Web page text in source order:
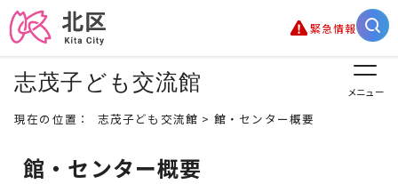
緊急情報
志茂子ども交流館 メニュー
現在の位置： 志茂子ども交流館 > 館・センター概要
館・センター概要